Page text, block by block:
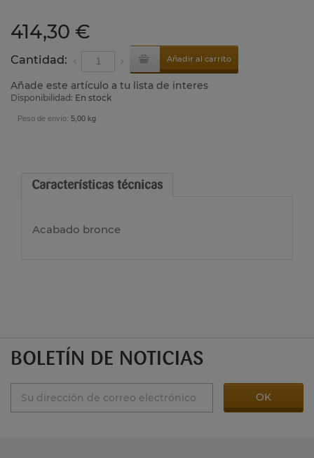
414,30 €
Cantidad: Añadir al carrito
Añade este artículo a tu lista de interes
Disponibilidad: En stock
Peso de envío: 5,00 kg
Características técnicas
Acabado bronce
BOLETÍN DE NOTICIAS